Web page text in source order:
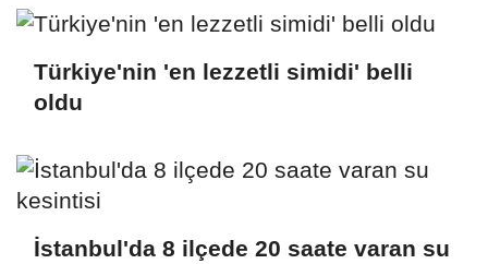
Türkiye'nin 'en lezzetli simidi' belli
oldu
İstanbul'da 8 ilçede 20 saate varan su